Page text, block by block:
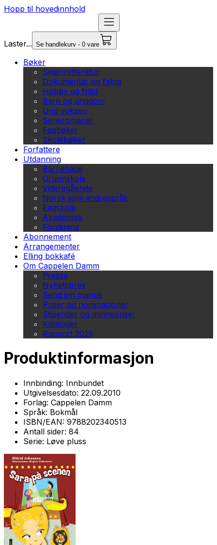
Hopp til hovedinnhold
Laster... Se handlekurv - 0 vare
Bøker
Skjønnlitteratur
Dokumentar og fakta
Hobby og fritid
Barn og ungdom
Ung voksen
Serieromaner
Fagbøker
Skolebøker
Forfattere
Utdanning
Barnehage
Grunnskole
Videregående
Norsk som andrespråk
Fagskole
Akademisk
Forskning
Abonnement
Arrangementer
Elling bokkafé
Om Cappelen Damm
Presse
Nyhetsbrev
Send inn manus
Priser og nominasjoner
Stipender og minnepriser
Kataloger
Rapport 2025
Produktinformasjon
Innbinding: Innbundet
Utgivelsesdato: 22.09.2010
Forlag: Cappelen Damm
Språk: Bokmål
ISBN/EAN: 9788202340513
Antall sider: 84
Serie: Løve pluss